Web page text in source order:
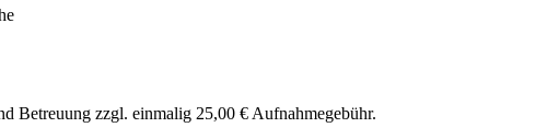
Betreuung zzgl. einmalig 25,00 € Aufnahmegebühr.